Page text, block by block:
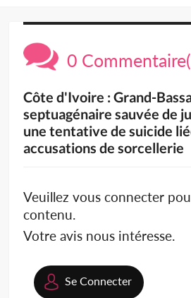
0
Côte d'Ivoire : Grand-
septuagénaire sauvée de
une tentative de suicide
accusations de sorcellerie
Veuillez vous connecter
contenu.
Votre avis nous intéresse.
Se Connecter